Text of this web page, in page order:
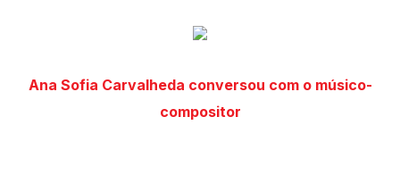
Ana Sofia Carvalheda conversou com o músico-
compositor